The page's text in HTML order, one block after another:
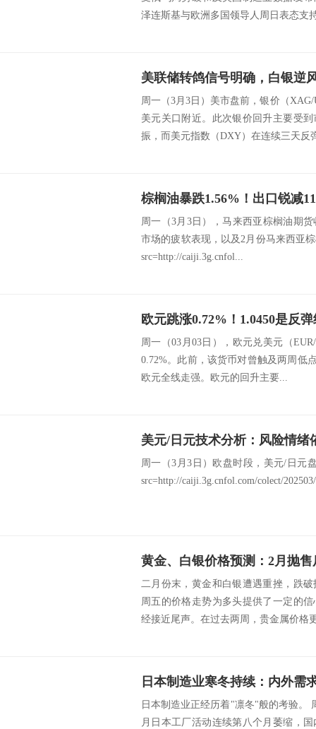
泽连斯基与欧洲多国领导人周日表态支
周一（3月3日）美市盘前，银价（
美元关口附近。此次银价回升主要受
振，而美元指数（DXY）在连续三天反
周一（3月3日），马来西亚棕榈油期
市场的疲软表现，以及2月份马来西亚
src=http://caiji.3g.cnfol...
欧元跳涨0.72%！1.0450是反
周一（03月03日），欧元兑美元（
0.72%。此前，该货币对曾触及两周低
欧元全线走强。欧元的回升主要...
美元/日元技术分析：风险情绪
周一（3月3日）欧盘时段，美元/日元
src=http://caiji.3g.cnfol.com/colect/
黄金、白银价格预测：2月抛
二月份末，黄金和白银遭遇重挫，跌
周五的价格走势为多头提供了一定的
经接近尾声。在过去两周，贵金属价格
日本制造业正经历着"凛冬"般的考验。
月日本工厂活动连续第八个月萎缩，